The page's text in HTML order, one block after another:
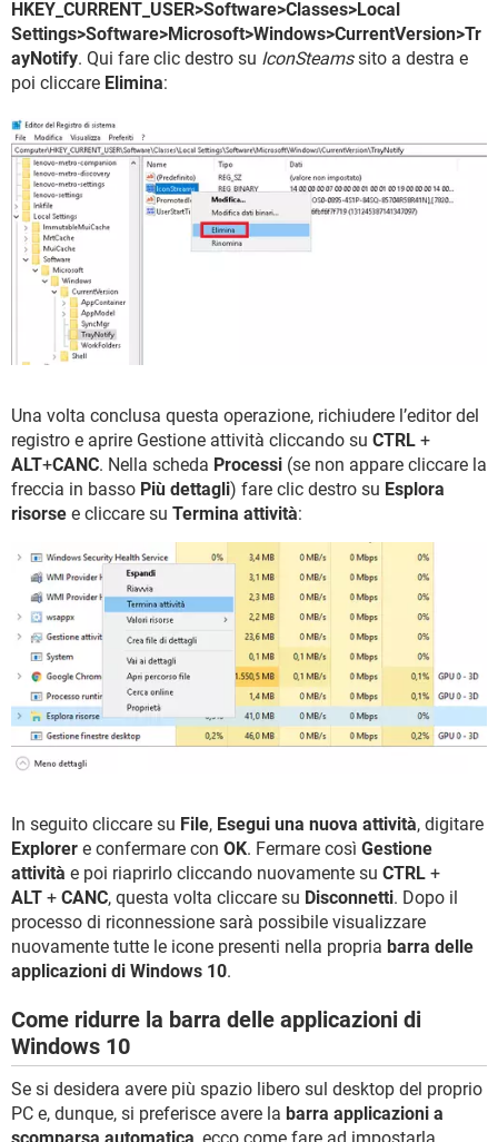
HKEY_CURRENT_USER>Software>Classes>Local
Settings>Software>Microsoft>Windows>CurrentVersion>Tr
ayNotify. Qui fare clic destro su IconSteamssito a destra e
poi cliccare Elimina:
Una volta conclusa questa operazione, richiudere l’editor del
registro e aprire Gestione attività cliccando su CTRL +
ALT+CANC. Nella scheda Processi (se non appare cliccare la
freccia in basso Più dettagli) fare clic destro su Esplora
risorse e cliccare su Termina attività:
In seguito cliccare su File, Esegui una nuova attività, digitare
Explorer e confermare con OK. Fermare così Gestione
attività e poi riaprirlo cliccando nuovamente su CTRL +
ALT + CANC, questa volta cliccare su Disconnetti. Dopo il
processo di riconnessione sarà possibile visualizzare
nuovamente tutte le icone presenti nella propria barra delle
applicazioni di Windows 10.
Come ridurre la barra delle applicazioni di
Windows 10
Se si desidera avere più spazio libero sul desktop del proprio
PC e, dunque, si preferisce avere la barra applicazioni a